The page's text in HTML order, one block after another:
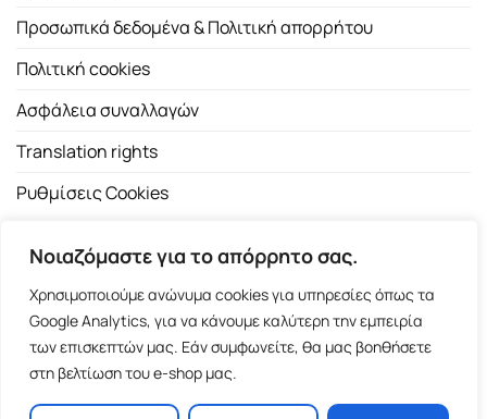
Νοιαζόμαστε για το απόρρητο σας.
Χρησιμοποιούμε ανώνυμα cookies για υπηρεσίες όπως τα
Google Analytics, για να κάνουμε καλύτερη την εμπειρία
των επισκεπτών μας. Εάν συμφωνείτε, θα μας βοηθήσετε
στη βελτίωση του e-shop μας.
Προσωπικά δεδομένα & Πολιτική απορρήτου
Πολιτική cookies
Ασφάλεια συναλλαγών
Translation rights
Ρυθμίσεις Cookies
Copyright 2026 ©Εκδοτικός Οίκος Α.Α. Λιβάνη| All rights
reserved.
Σόλωνος 98, 10680 Αθήνα | Τ:2103661200- F: 2103617791